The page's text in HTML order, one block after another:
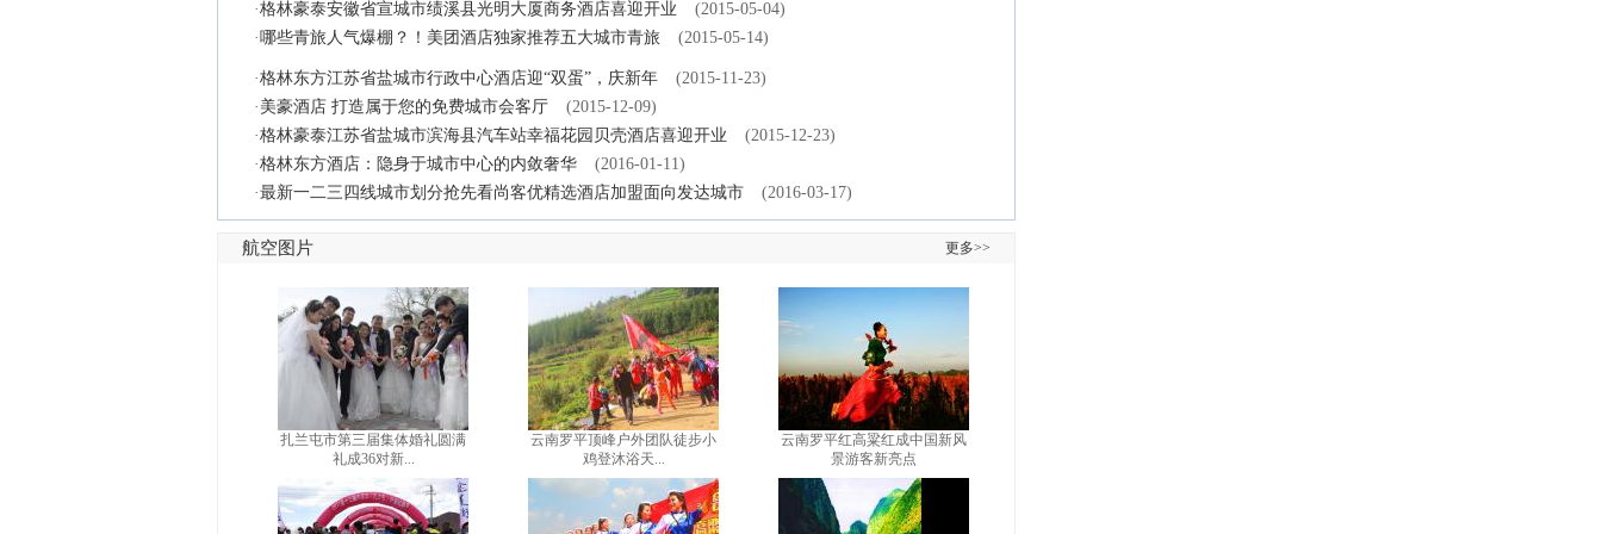
·格林豪泰安徽省宣城市绩溪县光明大厦商务酒店喜迎开业
(2015-05-04)
·哪些青旅人气爆棚？！美团酒店独家推荐五大城市青旅 (2015-05-14)
·格林东方江苏省盐城市行政中心酒店迎“双蛋”，庆新年
(2015-11-23)
· 美豪酒店 打造属于您的免费城市会客厅
(2015-12-09)
·格林豪泰江苏省盐城市滨海县汽车站幸福花园贝壳酒店喜迎开业
(2015-12-23)
·格林东方酒店：隐身于城市中心的内敛奢华
(2016-01-11)
·最新一二三四线城市划分抢先看尚客优精选酒店加盟面向发达城市 (2016-03-17)
航空图片 更多>>
扎兰屯市第三届集体婚礼圆满
礼成36对新...
云南罗平顶峰户外团队徒步小
鸡登沐浴天...
云南罗平红高粱红成中国新风
景游客新亮点